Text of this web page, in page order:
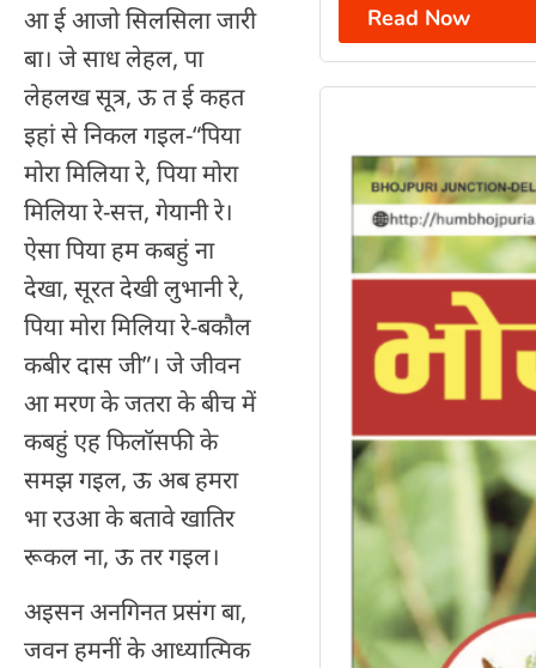
आ ई आजो सिलसिला जारी
बा। जे साध लेहल, पा
लेहलख सूत्र, ऊ त ई कहत
इहां से निकल गइल-“पिया
मोरा मिलिया रे, पिया मोरा
मिलिया रे-सत्त, गेयानी रे।
ऐसा पिया हम कबहुं ना
देखा, सूरत देखी लुभानी रे,
पिया मोरा मिलिया रे-बकौल
कबीर दास जी”। जे जीवन
आ मरण के जतरा के बीच में
कबहुं एह फिलॉसफी के
समझ गइल, ऊ अब हमरा
भा रउआ के बतावे खातिर
रूकल ना, ऊ तर गइल।
अइसन अनगिनत प्रसंग बा,
जवन हमनीं के आध्यात्मिक
Read Now